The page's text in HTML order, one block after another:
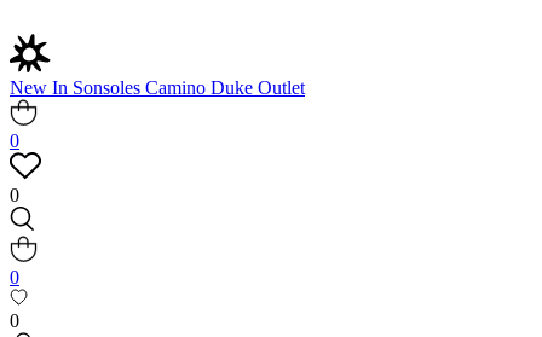
New In Sonsoles Camino Duke Outlet
0
0
0
0